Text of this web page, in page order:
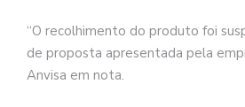
“O recolhimento do produto foi
de proposta apresentada pela
Anvisa em nota.